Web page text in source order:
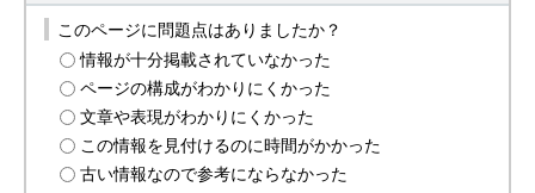
このページに問題点はありましたか？
情報が十分掲載されていなかった
ページの構成がわかりにくかった
文章や表現がわかりにくかった
この情報を見付けるのに時間がかかった
古い情報なので参考にならなかった